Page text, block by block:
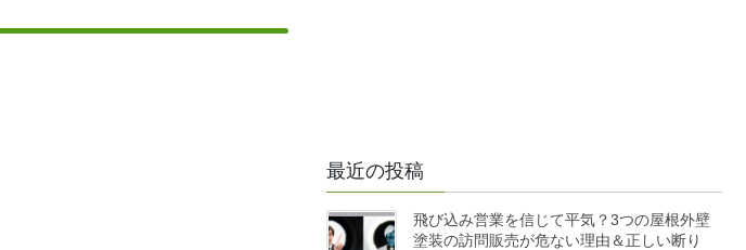
最近の投稿
飛び込み営業を信じて平気？3つの屋根外壁
塗装の訪問販売が危ない理由＆正しい断り